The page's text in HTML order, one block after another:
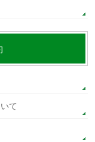
て